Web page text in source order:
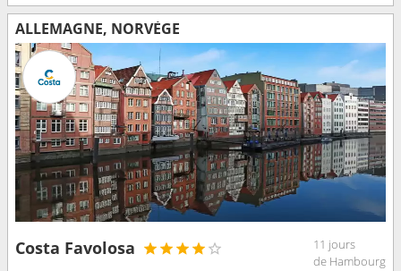
ALLEMAGNE, NORVÈGE
Costa Favolosa
11 jours
de Hambourg